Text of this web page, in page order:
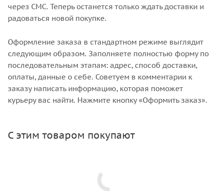
через СМС. Теперь останется только ждать доставки и
радоваться новой покупке.
Оформление заказа в стандартном режиме выглядит
следующим образом. Заполняете полностью форму по
последовательным этапам: адрес, способ доставки,
оплаты, данные о себе. Советуем в комментарии к
заказу написать информацию, которая поможет
курьеру вас найти. Нажмите кнопку «Оформить заказ».
С этим товаром покупают